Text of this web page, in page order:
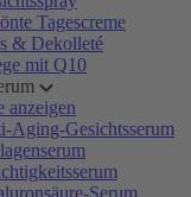
Tagescreme
& Dekolleté
mit Q10
anzeigen
Aging-Gesichtsserum
Serum